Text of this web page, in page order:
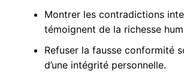
Montrer les contradictions
témoignent de la richesse
Refuser la fausse conformité
d’une intégrité personnelle.